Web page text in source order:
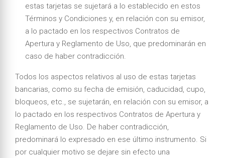
estas tarjetas se sujetará a lo establecido en estos
Términos y Condiciones y, en relación con su emisor,
a lo pactado en los respectivos Contratos de
Apertura y Reglamento de Uso, que predominarán en
caso de haber contradicción.
Todos los aspectos relativos al uso de estas tarjetas
bancarias, como su fecha de emisión, caducidad, cupo,
bloqueos, etc., se sujetarán, en relación con su emisor, a
lo pactado en los respectivos Contratos de Apertura y
Reglamento de Uso. De haber contradicción,
predominará lo expresado en ese último instrumento. Si
por cualquier motivo se dejare sin efecto una